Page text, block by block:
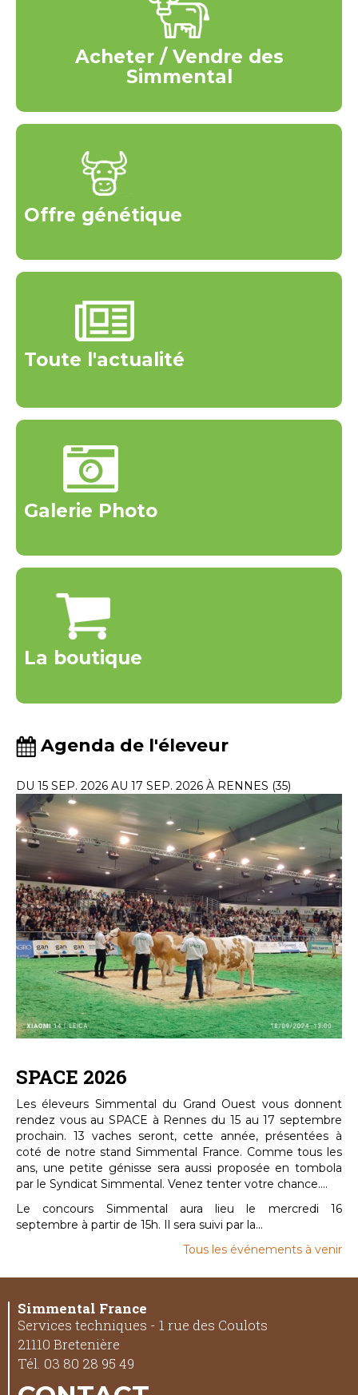
Acheter / Vendre des
Simmental
Offre génétique
Toute l'actualité
Galerie Photo
La boutique
Agenda de l'éleveur
DU 15 SEP. 2026 AU 17 SEP. 2026 À RENNES (35)
SPACE 2026
Les éleveurs Simmental du Grand Ouest vous donnent
rendez vous au SPACE à Rennes du 15 au 17 septembre
prochain. 13 vaches seront, cette année, présentées à
coté de notre stand Simmental France. Comme tous les
ans, une petite génisse sera aussi proposée en tombola
par le Syndicat Simmental. Venez tenter votre chance....
Le concours Simmental aura lieu le mercredi 16
septembre à partir de 15h. Il sera suivi par la...
Tous les événements à venir
Simmental France
Services techniques - 1 rue des Coulots
21110 Bretenière
Tél. 03 80 28 95 49